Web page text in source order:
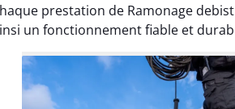
prestation de Ramonage
un fonctionnement fiable et